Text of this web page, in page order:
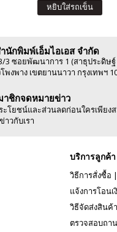
หยิบใส่รถเข็น
นักพิมพ์เอ็มไอเอส จำกัด
3 ซอยพัฒนาการ 1 (สาธุประดิษฐ์
พงพาง เขตยานนาวา กรุงเทพฯ
าชิกจดหมายข่าว
ะโยชน์และส่วนลดก่อนใครเพียง
วกับเรา
บริการลูกค้า
วิธีการสั่งซื้อ |
แจ้งการโอนเ
วิธีจัดส่งสินค้า
ตรวจสอบถา